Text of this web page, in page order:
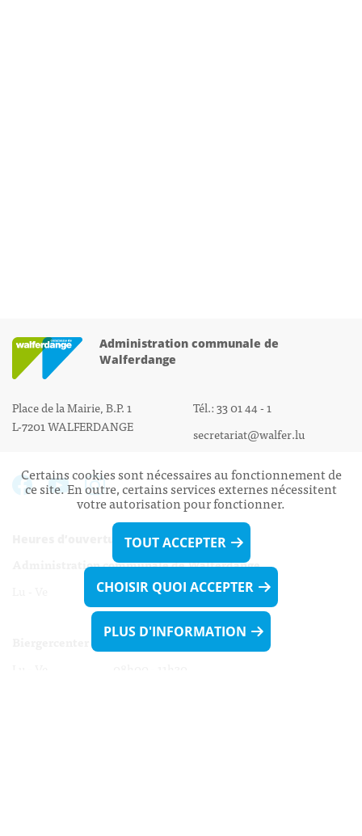
Administration communale de
Walferdange
Place de la Mairie, B.P. 1
L-7201 WALFERDANGE
Tél.: 33 01 44 - 1
secretariat@walfer.lu
Heures d’ouverture:
Administration communale de Walferdange
Lu - Ve 08h00 - 11h30
13h30 - 16h00
Certains cookies sont nécessaires au fonctionnement de
ce site. En outre, certains services externes nécessitent
votre autorisation pour fonctionner.
TOUT ACCEPTER
CHOISIR QUOI ACCEPTER
PLUS D'INFORMATION